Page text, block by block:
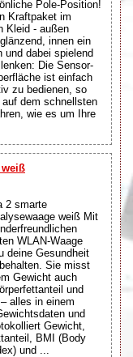
Pole-Position!
Kraftpaket im
Kleid - außen
innen ein
und dabei spielend
Die Sensor-
ist einfach
zu bedienen, so
dem schnellsten
wie es um Ihre
2 smarte
weiß Mit
WLAN-Waage
deine Gesundheit
Sie misst
Gewicht auch
und
alles in einem
und
Gewicht,
BMI (Body
und ...